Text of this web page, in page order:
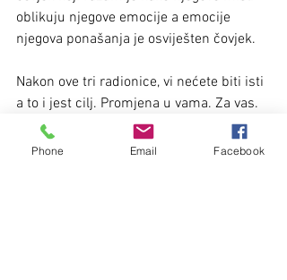
oblikuju njegove emocije a emocije
njegova ponašanja je osviješten čovjek.
Nakon ove tri radionice, vi nećete biti isti
a to i jest cilj. Promjena u vama. Za vas.
Radujemo se vašim prijavama i dobro
nam došli.
Phone Email Facebook